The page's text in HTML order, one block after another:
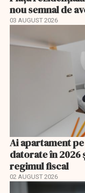
nou semnal de
03 AUGUST 2026
Ai apartament
datorate în 2026
regimul fiscal
02 AUGUST 2026